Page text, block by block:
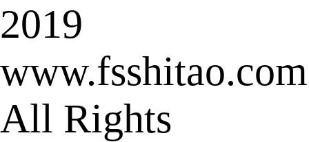
2019
www.fsshitao.com
All Rights